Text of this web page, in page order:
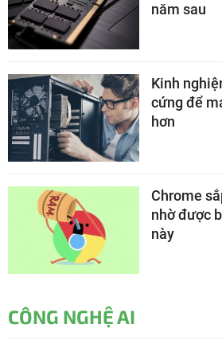
năm sau
Kinh
cứng để
hơn
Chrome
nhờ được
này
CÔNG NGHỆ AI